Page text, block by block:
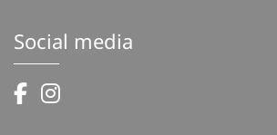
Social media